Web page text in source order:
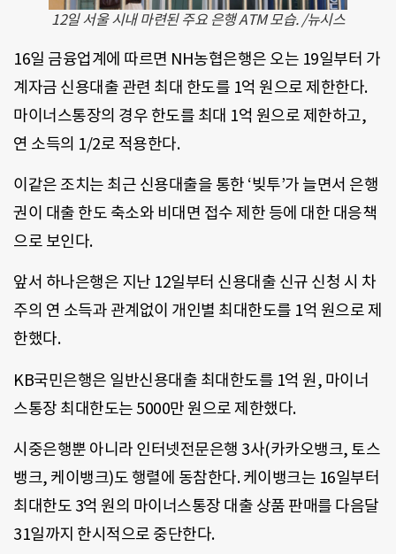
12일 서울 시내 마련된 주요 은행 ATM 모습. /뉴시스
16일 금융업계에 따르면 NH농협은행은 오는 19일부터 가
계자금 신용대출 관련 최대 한도를 1억 원으로 제한한다.
마이너스통장의 경우 한도를 최대 1억 원으로 제한하고,
연 소득의 1/2로 적용한다.
이같은 조치는 최근 신용대출을 통한 ‘빚투’가 늘면서 은행
권이 대출 한도 축소와 비대면 접수 제한 등에 대한 대응책
으로 보인다.
앞서 하나은행은 지난 12일부터 신용대출 신규 신청 시 차
주의 연 소득과 관계없이 개인별 최대한도를 1억 원으로 제
한했다.
KB국민은행은 일반신용대출 최대한도를 1억 원, 마이너
스통장 최대한도는 5000만 원으로 제한했다.
시중은행뿐 아니라 인터넷전문은행 3사(카카오뱅크, 토스
뱅크, 케이뱅크)도 행렬에 동참한다. 케이뱅크는 16일부터
최대한도 3억 원의 마이너스통장 대출 상품 판매를 다음달
31일까지 한시적으로 중단한다.